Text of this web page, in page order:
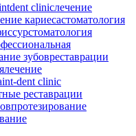
clinicлечение
кариесастоматология
стоматология
зубовреставрации
лечение
dent clinic
реставрации
протезирование